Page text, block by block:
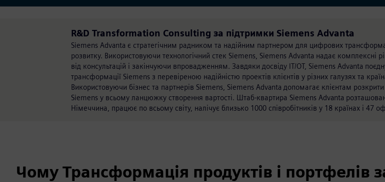
R&D Transformation Consulting за підтримки Siemens Advanta
Siemens Advanta є стратегічним радником та надійним партнером для цифрових
розвитку. Використовуючи технологічний стек Siemens, Siemens Advanta надає комплексні
від консультацій і закінчуючи впровадженням. Завдяки досвіду IT/OT, Siemens Advanta
трансформації Siemens з перевіреною надійністю проектів клієнтів у різних галузях та
Використовуючи бізнес та партнерів Siemens, Siemens Advanta допомагає клієнтам розкрити
Siemens у всьому ланцюжку створення вартості. Штаб-квартира Siemens Advanta
Німеччина, працює по всьому світу, налічує близько 1000 співробітників у 18 країнах і 47
Чому Трансформація продуктів і портфелів